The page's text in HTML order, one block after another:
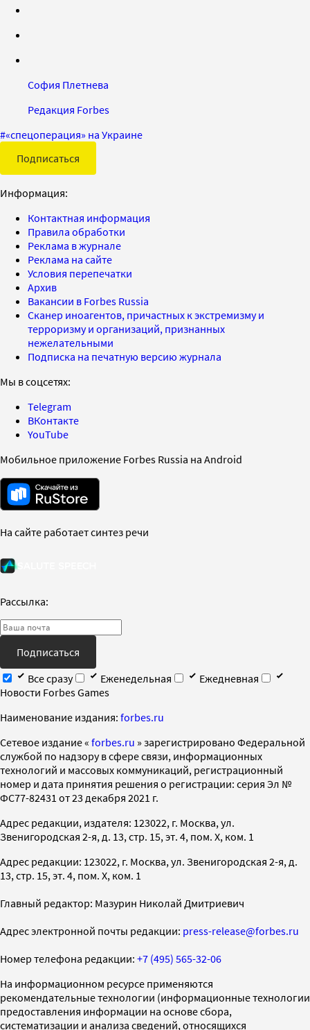
София Плетнева
Редакция Forbes
#«спецоперация» на Украине
Подписаться
Информация:
Контактная информация
Правила обработки
Реклама в журнале
Реклама на сайте
Условия перепечатки
Архив
Вакансии в Forbes Russia
Сканер иноагентов, причастных к экстремизму и
терроризму и организаций, признанных
нежелательными
Подписка на печатную версию журнала
Мы в соцсетях:
Telegram
ВКонтакте
YouTube
Мобильное приложение Forbes Russia на Android
На сайте работает синтез речи
Рассылка:
Подписаться
Все сразу
Еженедельная
Ежедневная
Новости Forbes Games
Наименование издания: forbes.ru
Cетевое издание « forbes.ru » зарегистрировано Федеральной
службой по надзору в сфере связи, информационных
технологий и массовых коммуникаций, регистрационный
номер и дата принятия решения о регистрации: серия Эл №
ФС77-82431 от 23 декабря 2021 г.
Адрес редакции, издателя: 123022, г. Москва, ул.
Звенигородская 2-я, д. 13, стр. 15, эт. 4, пом. X, ком. 1
Адрес редакции: 123022, г. Москва, ул. Звенигородская 2-я, д.
13, стр. 15, эт. 4, пом. X, ком. 1
Главный редактор: Мазурин Николай Дмитриевич
Адрес электронной почты редакции: press-release@forbes.ru
Номер телефона редакции: +7 (495) 565-32-06
На информационном ресурсе применяются
рекомендательные технологии (информационные технологии
предоставления информации на основе сбора,
систематизации и анализа сведений, относящихся